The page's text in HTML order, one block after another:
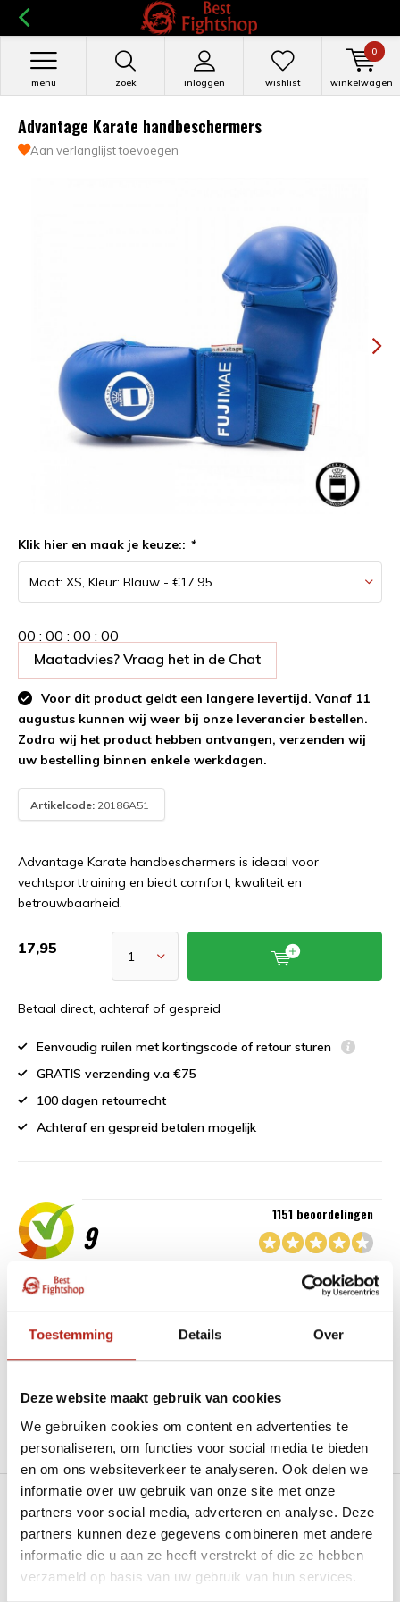
Toestemming Details Over
Deze website maakt gebruik van cookies
We gebruiken cookies om content en advertenties te
personaliseren, om functies voor social media te bieden
en om ons websiteverkeer te analyseren. Ook delen we
informatie over uw gebruik van onze site met onze
partners voor social media, adverteren en analyse. Deze
partners kunnen deze gegevens combineren met andere
informatie die u aan ze heeft verstrekt of die ze hebben
verzameld op basis van uw gebruik van hun services.
zoek inloggen
menu wishlist winkelwagen
0
Advantage Karate handbeschermers
Aan verlanglijst toevoegen
Klik hier en maak je keuze:: *
00 : 00 : 00 : 00
Maatadvies? Vraag het in de Chat
Voor dit product geldt een langere levertijd. Vanaf 11
augustus kunnen wij weer bij onze leverancier bestellen.
Zodra wij het product hebben ontvangen, verzenden wij
uw bestelling binnen enkele werkdagen.
Artikelcode: 20186A51
Advantage Karate handbeschermers is ideaal voor
vechtsporttraining en biedt comfort, kwaliteit en
betrouwbaarheid.
17,95
Betaal direct, achteraf of gespreid
Eenvoudig ruilen met kortingscode of retour sturen
GRATIS verzending v.a €75
100 dagen retourrecht
Achteraf en gespreid betalen mogelijk
9
1151 beoordelingen
“Goede service , zeer correcte afhandeling en kwaliteit
Beschikbaar in de volgende varianten:
Productomschrijving
Product tags
Heb je een vraag over dit product?
Stel je vraag in de Chat voor een snel antwoord 24/7
Groot aantal nodig?